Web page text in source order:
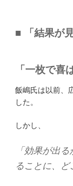
■ 「結果が
「一枚で喜
飯嶋氏は以前、
した。
しかし、
「効果が出
ることに、ど